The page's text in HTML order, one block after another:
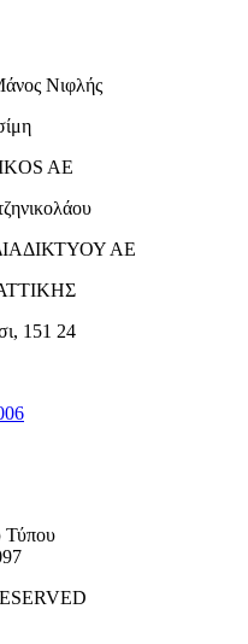
Νιφλής
AE
ΑΕ
151 24
Τύπου